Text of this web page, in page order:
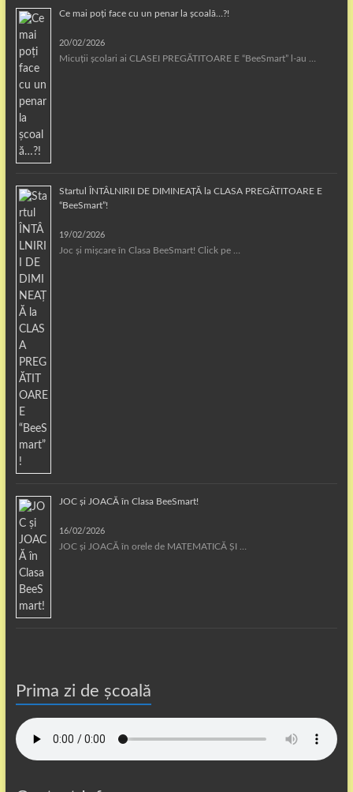
Ce mai poți face cu un penar la școală…?!
20/02/2026
Micuții școlari ai CLASEI PREGĂTITOARE E “BeeSmart” l-au …
Startul ÎNTÂLNIRII DE DIMINEAȚĂ la CLASA PREGĂTITOARE E
“BeeSmart”!
19/02/2026
Joc și mișcare în Clasa BeeSmart! Click pe …
JOC și JOACĂ în Clasa BeeSmart!
16/02/2026
JOC și JOACĂ în orele de MATEMATICĂ ȘI …
Prima zi de școală